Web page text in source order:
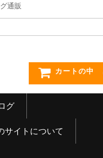
通販
カートの中
グ
サイトについて